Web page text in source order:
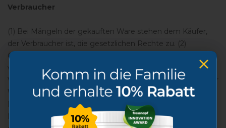
Verbraucher
(1) Bei Mängeln der gekauften Ware stehen dem Käufer,
der Verbraucher ist, die gesetzlichen Rechte zu. (2)
Grundlage unserer Mangelgewährleistung und -haftung ist
vor allem die über die Beschaffenheit der Ware getroffene
Vereinbarung. Als Vereinbarung über die Beschaffenheit der
Ware gelten dabei insbesondere alle
Produktbeschreibungen und dabei auch angegebene
Mindesthaltbarkeitsdaten (MHD). Sollten keine